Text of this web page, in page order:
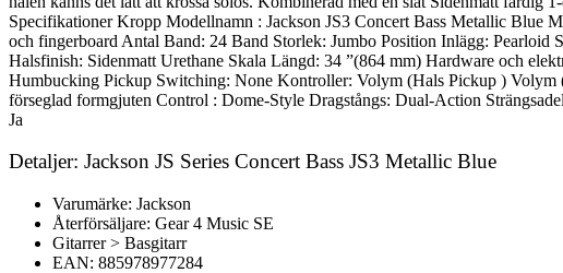
Specifikationer Kropp Modellnamn : Jackson JS3 Concert Bass Metallic Blue
och fingerboard Antal Band: 24 Band Storlek: Jumbo Position Inlägg: Pearloid
Halsfinish: Sidenmatt Urethane Skala Längd: 34 ”(864 mm) Hardware och
Humbucking Pickup Switching: None Kontroller: Volym (Hals Pickup ) Volym
förseglad formgjuten Control : Dome-Style Dragstångs: Dual-Action
Ja
Detaljer: Jackson JS Series Concert Bass JS3 Metallic Blue
Varumärke: Jackson
Återförsäljare: Gear 4 Music SE
Gitarrer > Basgitarr
EAN: 885978977284